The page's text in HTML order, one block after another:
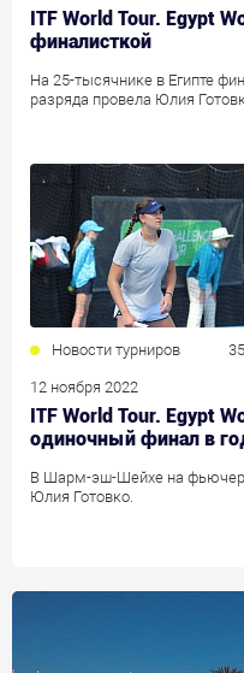
ITF World Tour. Egypt
финалисткой
На 25-тысячнике в Египте
разряда провела Юлия
Новости турниров
12 ноября 2022
ITF World Tour. Egypt
одиночный финал в
В Шарм-эш-Шейхе на
Юлия Готовко.